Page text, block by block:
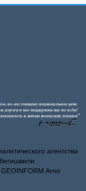
агентства
Arno